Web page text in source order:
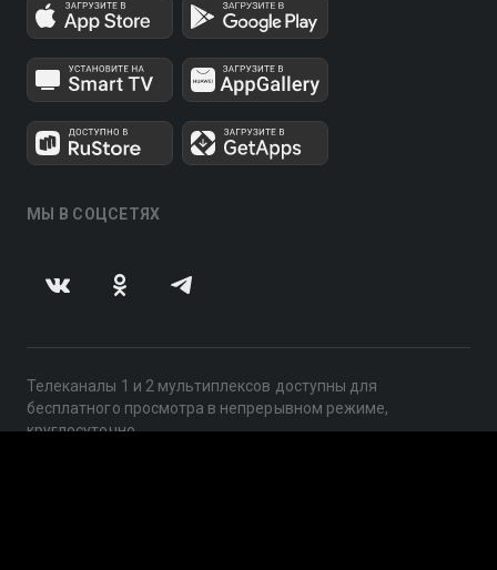
МЫ В СОЦСЕТЯХ
Телеканалы 1 и 2 мультиплексов доступны для
бесплатного просмотра в непрерывном режиме,
круглосуточно.